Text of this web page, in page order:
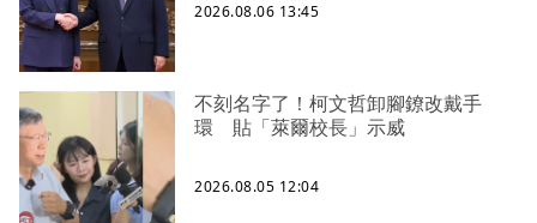
2026.08.06 13:45
不刻名字了！柯文哲卸腳鐐改戴手
環 貼「萊爾校長」示威
2026.08.05 12:04